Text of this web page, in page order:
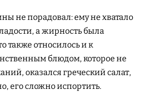
не порадовал: ему не хватало
а жирность была
также относилось и к
блюдом, которое не
оказался греческий салат,
его сложно испортить.